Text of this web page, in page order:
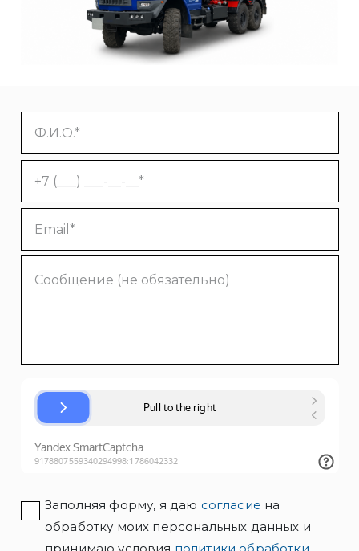
Заполняя форму, я даю согласие на
обработку моих персональных данных и